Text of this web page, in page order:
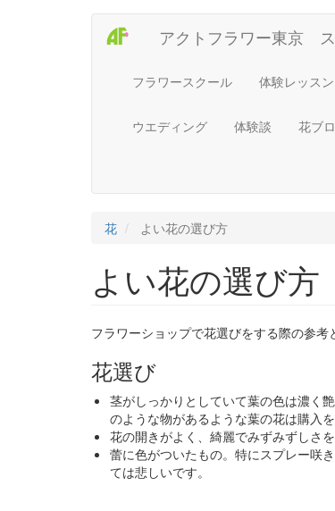
アクトフラワー東京
Main
navigation
フラワースクール 体験レッスン
ウエディング 体験談 花ブ
User
account
menu
花 よい花の選び方
よい花の選び方
フラワーショップで花選びをする際の参考
花選び
茎がしっかりとしていて葉の色は濃く
のような物があるような葉の花は購入を
花の開きがよく、綺麗でみずみずしさを
蕾に色がついたもの。特にスプレー咲
ては悲しいです。